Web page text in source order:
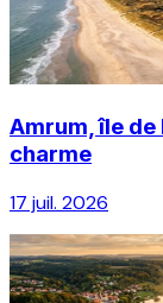
Amrum, île
charme
17 juil. 2026